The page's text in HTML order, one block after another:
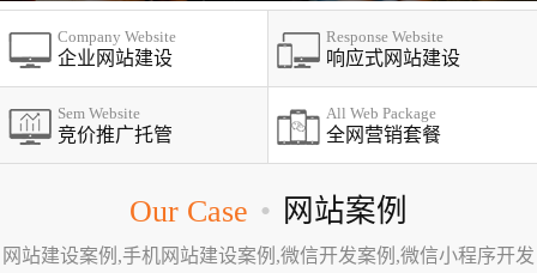
营销网站建设
品牌网站建设
手机网站建设
Company Website
企业网站建设
Response Website
响应式网站建设
Sem Website
竞价推广托管
All Web Package
全网营销套餐
Our Case • 网站案例
网站建设案例,手机网站建设案例,微信开发案例,微信小程序开发